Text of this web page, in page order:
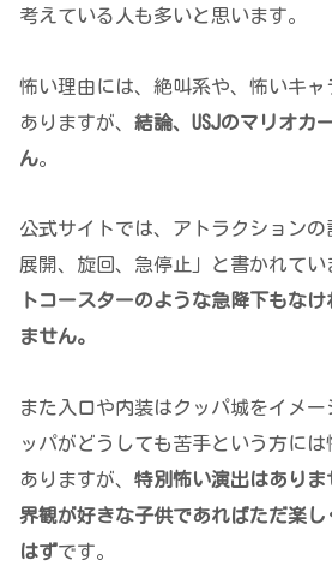
考えている人も多いと思います。
怖い理由には、絶叫系や、怖いキ
ありますが、 結論、USJのマリオカ
ん。
公式サイトでは、アトラクションの
展開、旋回、急停止」と書かれてい
トコースターのような急降下もな
ません。
また入口や内装はクッパ城をイメ
ッパがどうしても苦手という方に
ありますが、 特別怖い演出はあり
界観が好きな子供であればただ楽し
はずです。